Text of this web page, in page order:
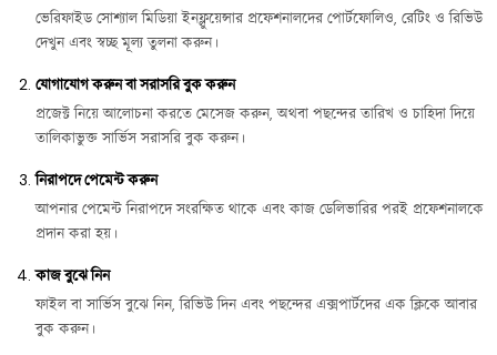
ভেরিফাইড সোশ্যাল মিডিয়া ইনফ্লুয়েন্সার প্রফেশনালদের পোর্টফোলিও, রেটিং ও রিভিউ
দেখুন এবং স্বচ্ছ মূল্য তুলনা করুন।
যোগাযোগ করুন বা সরাসরি বুক করুন
প্রজেক্ট নিয়ে আলোচনা করতে মেসেজ করুন, অথবা পছন্দের তারিখ ও চাহিদা দিয়ে
তালিকাভুক্ত সার্ভিস সরাসরি বুক করুন।
নিরাপদে পেমেন্ট করুন
আপনার পেমেন্ট নিরাপদে সংরক্ষিত থাকে এবং কাজ ডেলিভারির পরই প্রফেশনালকে
প্রদান করা হয়।
কাজ বুঝে নিন
ফাইল বা সার্ভিস বুঝে নিন, রিভিউ দিন এবং পছন্দের এক্সপার্টদের এক ক্লিকে আবার
বুক করুন।